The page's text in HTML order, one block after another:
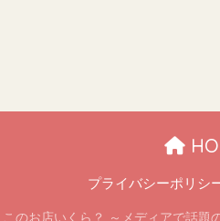
プライバシーポリシ
のお店いくら？ ～メディアで話題